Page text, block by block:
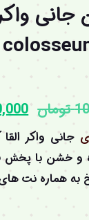
جانی
تومان
جانی واکر
و خشن با پخش
به هماره نت